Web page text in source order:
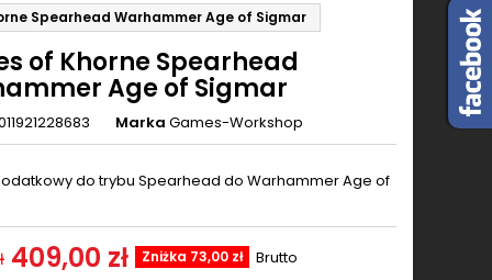
Spearhead Warhammer Age of Sigmar
of Khorne Spearhead
Age of Sigmar
Marka Games-Workshop
do trybu Spearhead do Warhammer Age of
409,00 zł Zniżka 73,00 zł
Brutto